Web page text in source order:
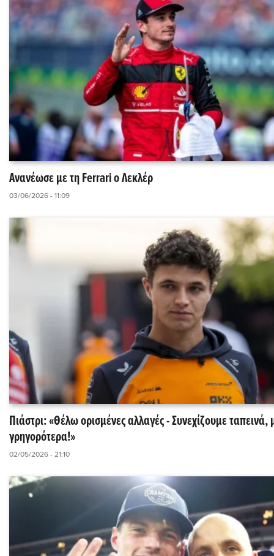
Ανανέωσε με τη Ferrari o Λεκλέρ
03/06/2026 - 11:09
Πιάστρι: «Θέλω ορισμένες αλλαγές - Συνεχίζουμε
γρηγορότερα!»
02/05/2026 - 21:10